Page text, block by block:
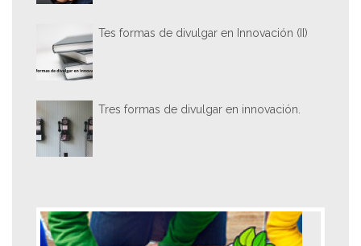
Tes formas de divulgar en Innovación (II)
Tres formas de divulgar en innovación.